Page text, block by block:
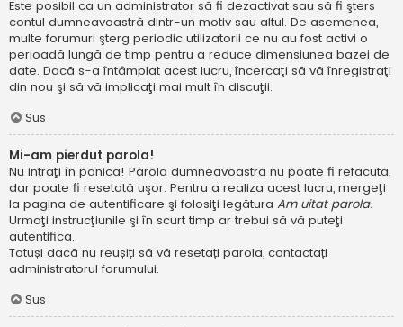
Este posibil ca un administrator să fi dezactivat sau să fi şters
contul dumneavoastră dintr-un motiv sau altul. De asemenea,
multe forumuri şterg periodic utilizatorii ce nu au fost activi o
perioadă lungă de timp pentru a reduce dimensiunea bazei de
date. Dacă s-a întâmplat acest lucru, încercaţi să vă înregistraţi
din nou şi să vă implicaţi mai mult în discuţii.
Sus
Mi-am pierdut parola!
Nu intraţi în panică! Parola dumneavoastră nu poate fi refăcută,
dar poate fi resetată uşor. Pentru a realiza acest lucru, mergeţi
la pagina de autentificare şi folosiţi legătura Am uitat parola.
Urmaţi instrucţiunile şi în scurt timp ar trebui să vă puteţi
autentifica..
Totuși dacă nu reușiți să vă resetați parola, contactați
administratorul forumului.
Sus